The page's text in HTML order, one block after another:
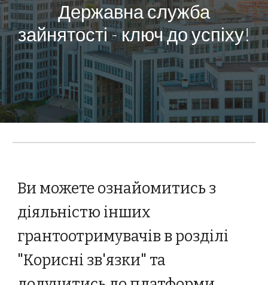
Державна служба
зайнятості - ключ до успіху!
Ви можете ознайомитись з
діяльністю інших
грантоотримувачів в розділі
"Корисні зв'язки" та